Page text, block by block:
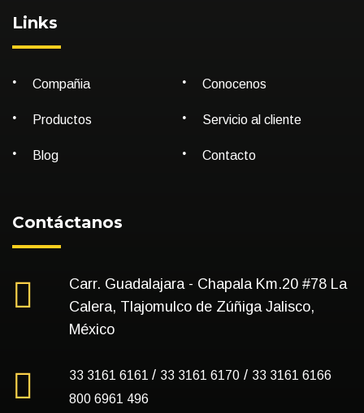
Links
Compañia Conocenos
Productos Servicio al cliente
Blog Contacto
Contáctanos
Carr. Guadalajara - Chapala Km.20 #78 La
Calera, Tlajomulco de Zúñiga Jalisco,
México
33 3161 6161 / 33 3161 6170 / 33 3161 6166
800 6961 496